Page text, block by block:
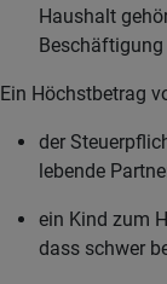
Haushalt
Ein Höchstbetrag
der
lebende
ein Kind zum
dass schwer